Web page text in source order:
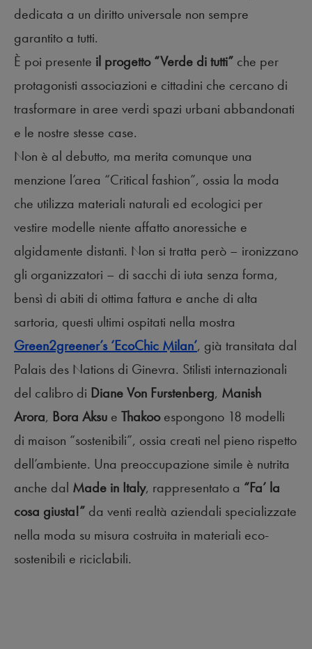
dedicata a un diritto universale non sempre
garantito a tutti.
È poi presente il progetto “Verde di tutti” che per
protagonisti associazioni e cittadini che cercano di
trasformare in aree verdi spazi urbani abbandonati
e le nostre stesse case.
Non è al debutto, ma merita comunque una
menzione l’area “Critical fashion”, ossia la moda
che utilizza materiali naturali ed ecologici per
vestire modelle niente affatto anoressiche e
algidamente distanti. Non si tratta però – ironizzano
gli organizzatori – di sacchi di iuta senza forma,
bensì di abiti di ottima fattura e anche di alta
sartoria, questi ultimi ospitati nella mostra
Green2greener’s ‘EcoChic Milan’, già transitata dal
Palais des Nations di Ginevra. Stilisti internazionali
del calibro di Diane Von Furstenberg, Manish
Arora, Bora Aksu e Thakooespongono 18 modelli
di maison “sostenibili”, ossia creati nel pieno rispetto
dell’ambiente. Una preoccupazione simile è nutrita
anche dal Made in Italy, rappresentato a “Fa’ la
cosa giusta!” da venti realtà aziendali specializzate
nella moda su misura costruita in materiali eco-
sostenibili e riciclabili.